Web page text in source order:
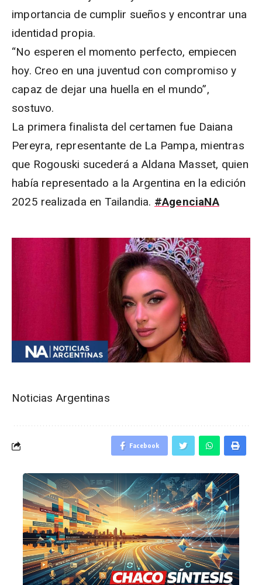
importancia de cumplir sueños y encontrar una
identidad propia.
“No esperen el momento perfecto, empiecen
hoy. Creo en una juventud con compromiso y
capaz de dejar una huella en el mundo”,
sostuvo.
La primera finalista del certamen fue Daiana
Pereyra, representante de La Pampa, mientras
que Rogouski sucederá a Aldana Masset, quien
había representado a la Argentina en la edición
2025 realizada en Tailandia. #AgenciaNA
Noticias Argentinas
Facebook